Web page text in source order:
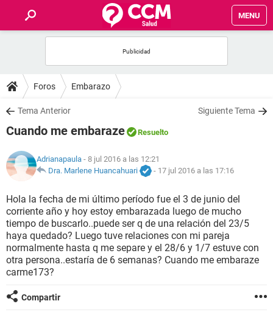
MENU
FOROS
SALUD
NUTRICIÓN
BIENESTAR
SEXUALIDAD
GLOSARIO
Foros Embarazo
Tema Anterior Siguiente Tema
Cuando me embaraze Resuelto
Adrianapaula - 8 jul 2016 a las 12:21
Dra. Marlene Huancahuari
- 17 jul 2016 a las 17:16
Hola la fecha de mi último período fue el 3 de junio del
corriente año y hoy estoy embarazada luego de mucho
tiempo de buscarlo..puede ser q de una relación del 23/5
haya quedado? Luego tuve relaciones con mi pareja
normalmente hasta q me separe y el 28/6 y 1/7 estuve con
otra persona..estaría de 6 semanas? Cuando me embaraze
carme173?
Compartir